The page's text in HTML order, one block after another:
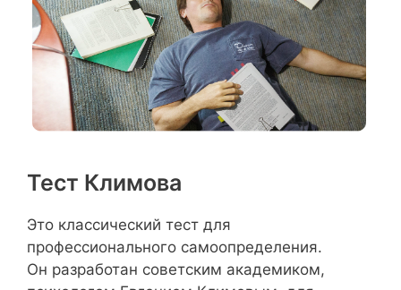
Тест Климова
Это классический тест для
профессионального самоопределения.
Он разработан советским академиком,